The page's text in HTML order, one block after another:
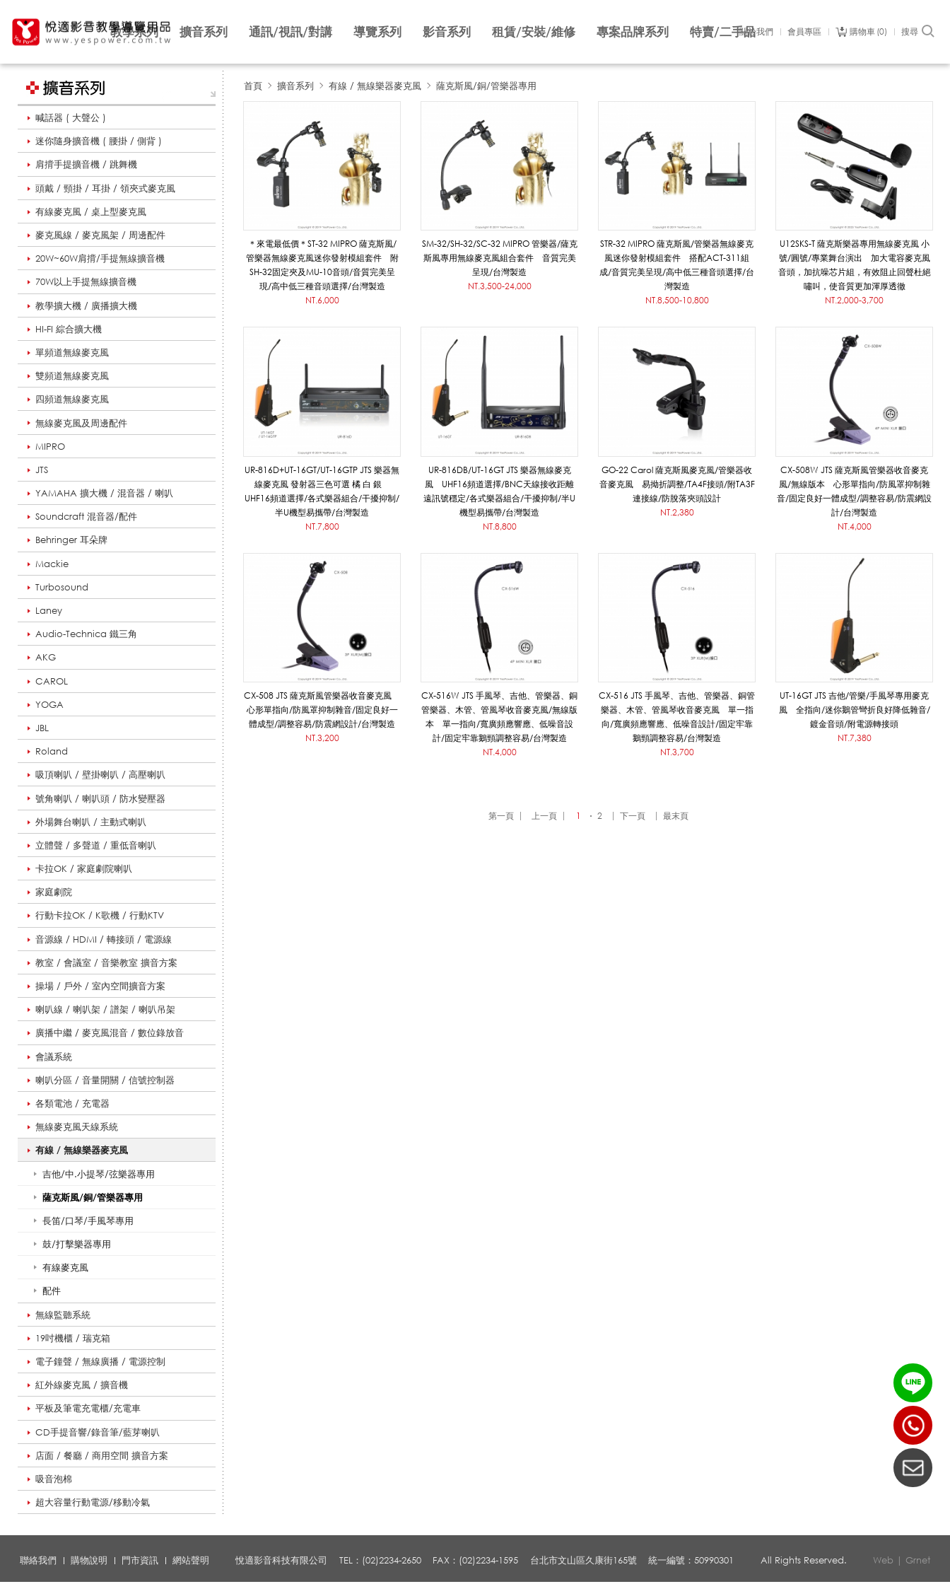
關於我們 會員專區 購物車 0 搜尋
教學系列 擴音系列 通訊/視訊/對講 導覽系列 影音系列 租賃/安裝/維修 專案品牌系列 特賣/二手品
喊話器 ( 大聲公 )
迷你隨身擴音機 ( 腰掛 / 側背 )
肩揹手提擴音機 / 跳舞機
頭戴 / 頸掛 / 耳掛 / 領夾式麥克風
有線麥克風 / 桌上型麥克風
麥克風線 / 麥克風架 / 周邊配件
20W~60W肩揹/手提無線擴音機
70W以上手提無線擴音機
教學擴大機 / 廣播擴大機
HI-FI 綜合擴大機
單頻道無線麥克風
雙頻道無線麥克風
四頻道無線麥克風
無線麥克風及周邊配件
MIPRO
JTS
YAMAHA 擴大機 / 混音器 / 喇叭
Soundcraft 混音器/配件
Behringer 耳朵牌
Mackie
Turbosound
Laney
Audio-Technica 鐵三角
AKG
CAROL
YOGA
JBL
Roland
吸頂喇叭 / 壁掛喇叭 / 高壓喇叭
號角喇叭 / 喇叭頭 / 防水變壓器
外場舞台喇叭 / 主動式喇叭
立體聲 / 多聲道 / 重低音喇叭
卡拉OK / 家庭劇院喇叭
家庭劇院
行動卡拉OK / K歌機 / 行動KTV
音源線 / HDMI / 轉接頭 / 電源線
教室 / 會議室 / 音樂教室 擴音方案
操場 / 戶外 / 室內空間擴音方案
喇叭線 / 喇叭架 / 譜架 / 喇叭吊架
廣播中繼 / 麥克風混音 / 數位錄放音
會議系統
喇叭分區 / 音量開關 / 信號控制器
各類電池 / 充電器
無線麥克風天線系統
有線 / 無線樂器麥克風
吉他/中.小提琴/弦樂器專用
薩克斯風/銅/管樂器專用
長笛/口琴/手風琴專用
鼓/打擊樂器專用
有線麥克風
配件
無線監聽系統
19吋機櫃 / 瑞克箱
電子鐘聲 / 無線廣播 / 電源控制
紅外線麥克風 / 擴音機
平板及筆電充電櫃/充電車
CD手提音響/錄音筆/藍芽喇叭
店面 / 餐廳 / 商用空間 擴音方案
吸音泡棉
超大容量行動電源/移動冷氣
首頁 擴音系列 有線 / 無線樂器麥克風 薩克斯風/銅/管樂器專用
斯
風
銅
/
專
＊來電最低價＊ST-32 MIPRO 薩克斯風/
管樂器無線麥克風迷你發射模組套件 附
SH-32固定夾及MU-10音頭/音質完美呈
現/高中低三種音頭選擇/台灣製造
NT.6,000
SM-32/SH-32/SC-32 MIPRO 管樂器/薩克
斯風專用無線麥克風組合套件 音質完美
呈現/台灣製造
NT.3,500-24,000
STR-32 MIPRO 薩克斯風/管樂器無線麥克
風迷你發射模組套件 搭配ACT-311組
成/音質完美呈現/高中低三種音頭選擇/台
灣製造
NT.8,500-10,800
U12SKS-T 薩克斯樂器專用無線麥克風 小
號/圓號/專業舞台演出 加大電容麥克風
音頭，加抗噪芯片組，有效阻止回聲杜絕
嘯叫，使音質更加渾厚透徹
NT.2,000-3,700
UR-816D+UT-16GT/UT-16GTP JTS 樂器無
線麥克風 發射器三色可選 橘 白 銀
UHF16頻道選擇/各式樂器組合/干擾抑制/
半U機型易攜帶/台灣製造
NT.7,800
UR-816DB/UT-16GT JTS 樂器無線麥克
風 UHF16頻道選擇/BNC天線接收距離
遠訊號穩定/各式樂器組合/干擾抑制/半U
機型易攜帶/台灣製造
NT.8,800
GO-22 Carol 薩克斯風麥克風/管樂器收
音麥克風 易拗折調整/TA4F接頭/附TA3F
連接線/防脫落夾頭設計
NT.2,380
CX-508W JTS 薩克斯風管樂器收音麥克
風/無線版本 心形單指向/防風罩抑制雜
音/固定良好一體成型/調整容易/防震網設
計/台灣製造
NT.4,000
CX-508 JTS 薩克斯風管樂器收音麥克風
心形單指向/防風罩抑制雜音/固定良好一
體成型/調整容易/防震網設計/台灣製造
NT.3,200
CX-516W JTS 手風琴、吉他、管樂器、銅
管樂器、木管、管風琴收音麥克風/無線版
本 單一指向/寬廣頻應響應、低噪音設
計/固定牢靠鵝頸調整容易/台灣製造
NT.4,000
CX-516 JTS 手風琴、吉他、管樂器、銅管
樂器、木管、管風琴收音麥克風 單一指
向/寬廣頻應響應、低噪音設計/固定牢靠
鵝頸調整容易/台灣製造
NT.3,700
UT-16GT JTS 吉他/管樂/手風琴專用麥克
風 全指向/迷你鵝管彎折良好降低雜音/
鍍金音頭/附電源轉接頭
NT.7,380
第一頁 上一頁 1 2 下一頁 最末頁
聯絡我們 購物說明 門市資訊 網站聲明 悅適影音科技有限公司 TEL：(02)2234-2650 FAX：(02)2234-1595 台北市文山區久康街165號 統一編號：50990301 All Rights Reserved. Web | Grnet